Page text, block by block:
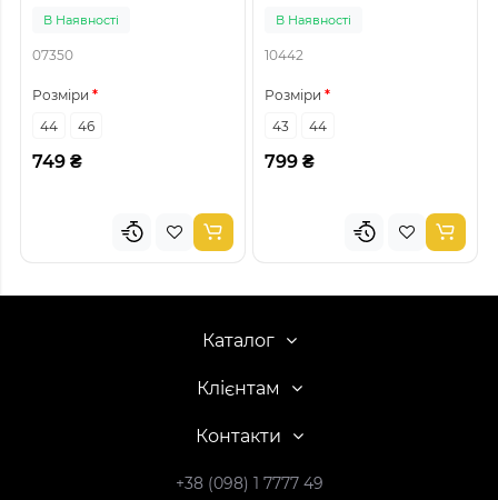
В Наявності
07350
Розміри
44
46
749 ₴
В Наявності
10442
Розміри
43
44
799 ₴
Каталог
Клієнтам
Контакти
+38 (098) 1 7777 49